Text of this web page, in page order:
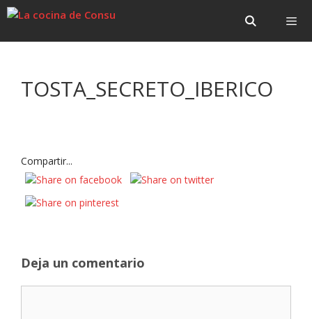
Saltar
Saltar
TOSTA_SECRETO_IBERICO
Compartir...
Deja un comentario